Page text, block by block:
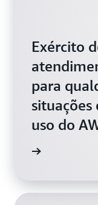
Exército
para
situações
uso do